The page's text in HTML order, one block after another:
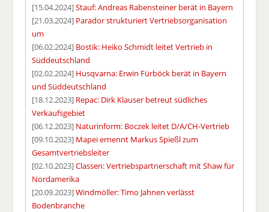
[15.04.2024]Stauf: Andreas Rabensteiner berät in Bayern
[21.03.2024] Parador strukturiert Vertriebsorganisation
um
[06.02.2024] Bostik: Heiko Schmidt leitet Vertrieb in
Süddeutschland
[02.02.2024] Husqvarna: Erwin Fürböck berät in Bayern
und Süddeutschland
[18.12.2023] Repac: Dirk Klauser betreut südliches
Verkaufsgebiet
[06.12.2023] Naturinform: Boczek leitet D/A/CH-Vertrieb
[09.10.2023] Mapei ernennt Markus Spießl zum
Gesamtvertriebsleiter
[02.10.2023]Classen: Vertriebspartnerschaft mit Shaw für
Nordamerika
[20.09.2023]Windmöller: Timo Jahnen verlässt
Bodenbranche